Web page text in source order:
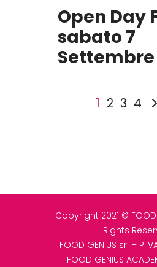
Open Day
sabato 7
Settembre
1 2 3 4
Copyright 2021 © FOOD
Rights
FOOD GENIUS srl –
FOOD GENIUS